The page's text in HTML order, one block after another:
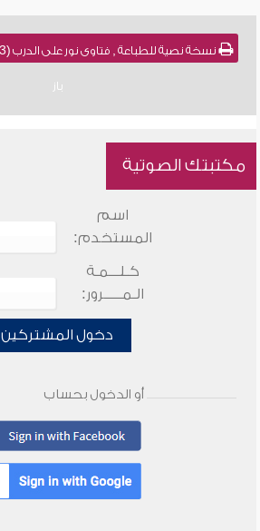
باز
مكتبتك الصوتية
اسم
المستخدم:
كـلـــمـة
الـمـــــرور:
دخول المشتركين
أو الدخول بحساب